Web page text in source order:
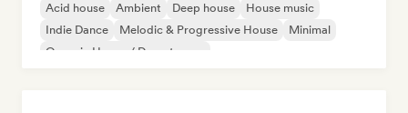
Acid house Ambient Deep house
House music
Indie Dance
Melodic & Progressive House
Minimal
Organic House / Downtempo